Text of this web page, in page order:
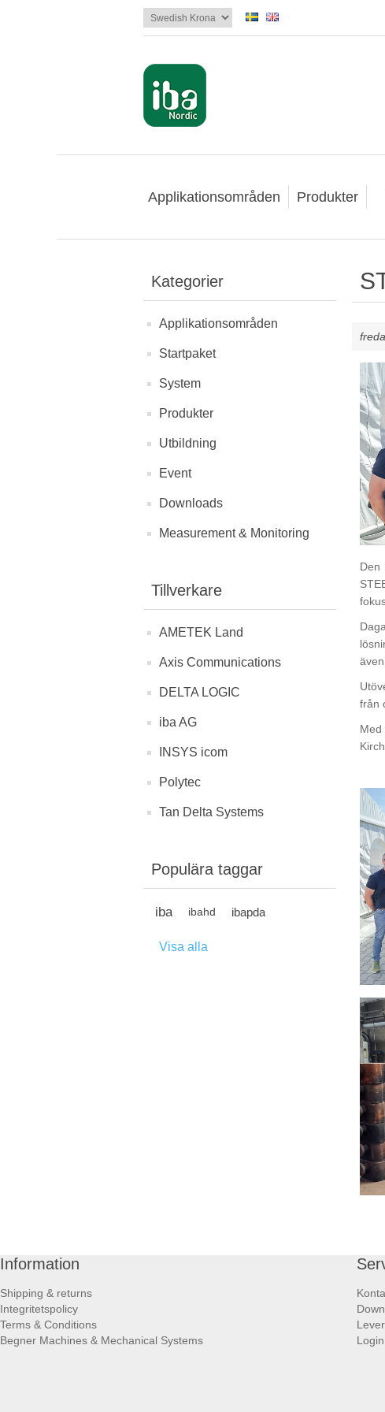
Applikationsområden Produkter
Kategorier
Applikationsområden
Startpaket
System
Produkter
Utbildning
Event
Downloads
Measurement & Monitoring
Tillverkare
AMETEK Land
Axis Communications
DELTA LOGIC
iba AG
INSYS icom
Polytec
Tan Delta Systems
Populära taggar
iba ibahd ibapda
Visa alla
Den
från
Information
Shipping & returns
Integritetspolicy
Terms & Conditions
Begner Machines & Mechanical Systems
Login